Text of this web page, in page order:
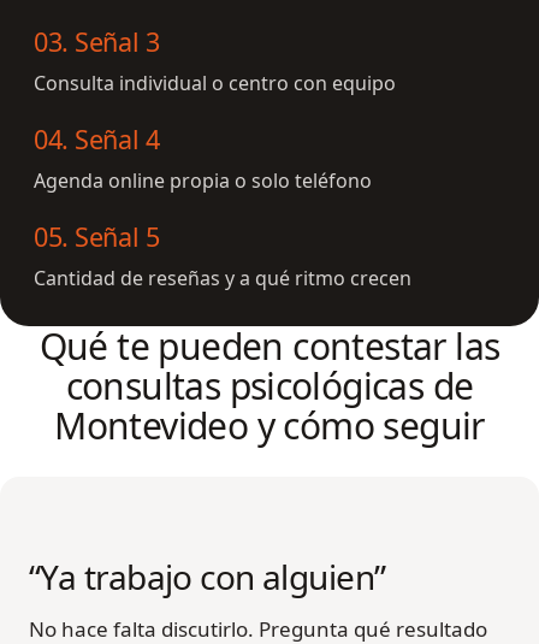
03. Señal 3
Consulta individual o centro con equipo
04. Señal 4
Agenda online propia o solo teléfono
05. Señal 5
Cantidad de reseñas y a qué ritmo crecen
Qué te pueden contestar las
consultas psicológicas de
Montevideo y cómo seguir
“Ya trabajo con alguien”
No hace falta discutirlo. Pregunta qué resultado